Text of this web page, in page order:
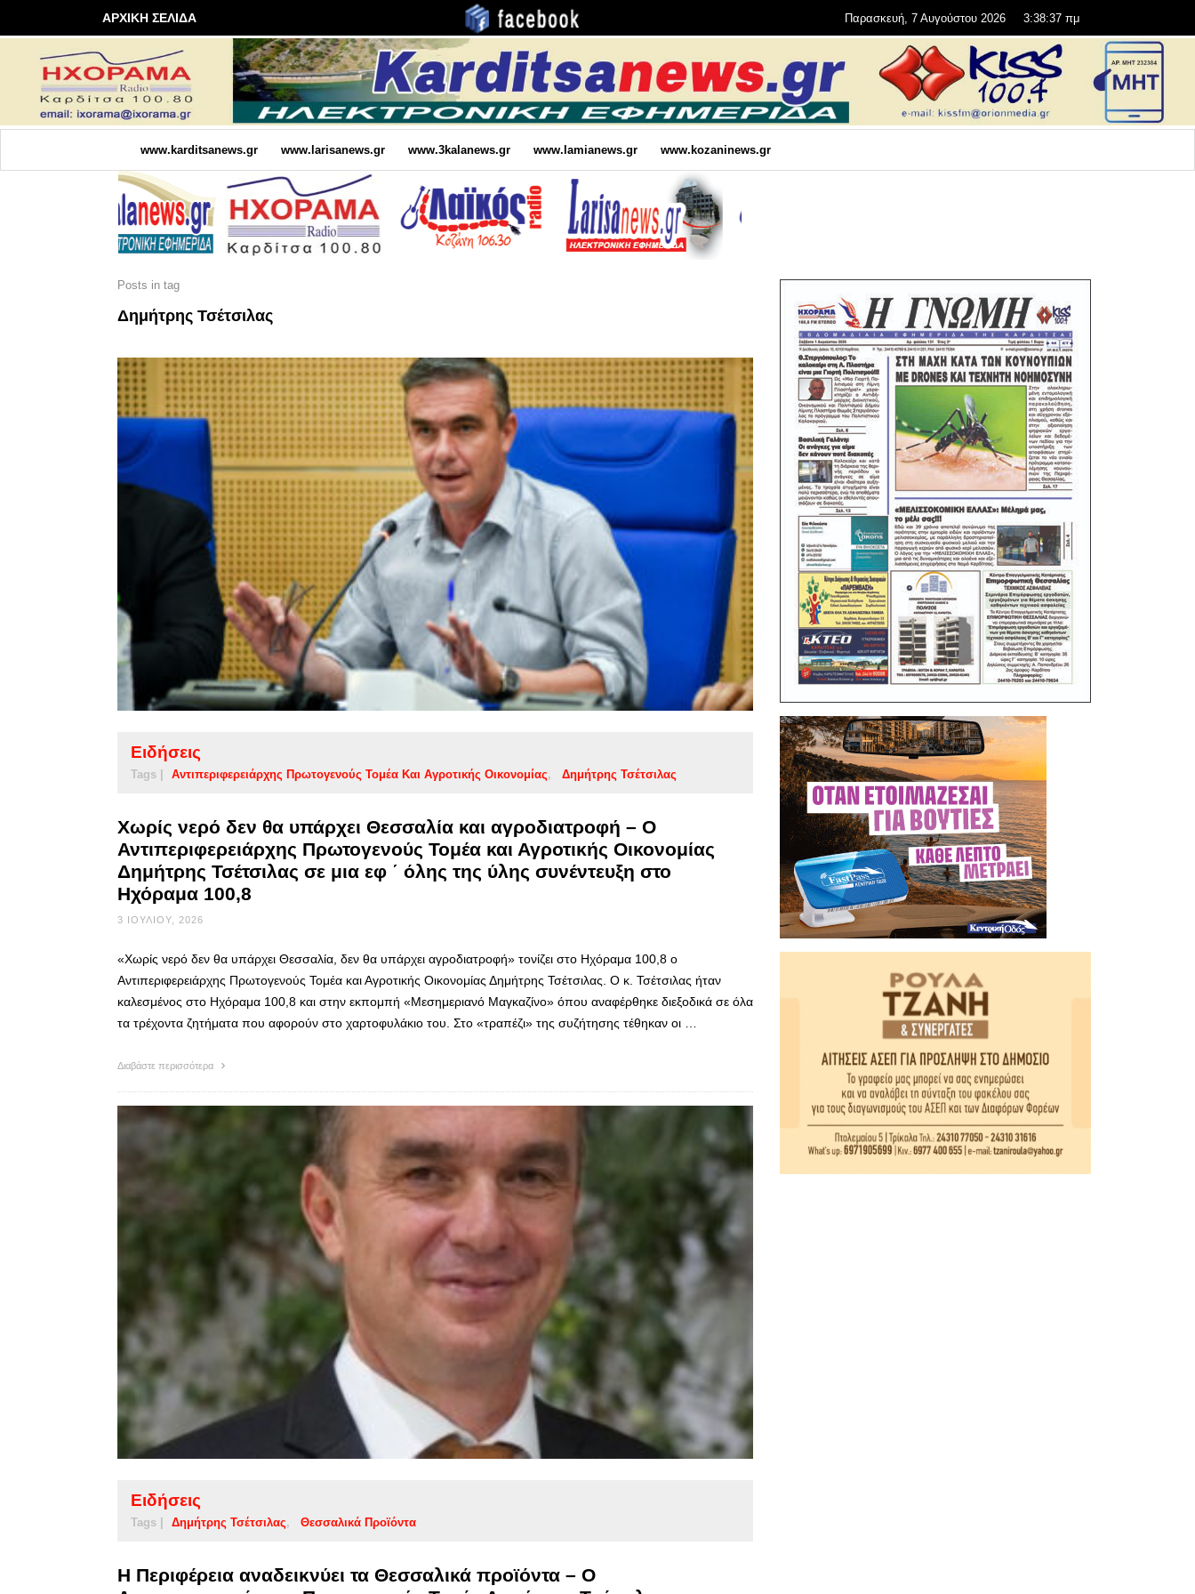
ΑΡΧΙΚΗ ΣΕΛΙΔΑ Παρασκευή, 7 Αυγούστου 2026 3:38:38 πμ
www.karditsanews.gr www.larisanews.gr www.3kalanews.gr www.lamianews.gr www.kozaninews.gr
Posts in tag
Δημήτρης Τσέτσιλας
Ειδήσεις
Tags | Αντιπεριφερειάρχης Πρωτογενούς Τομέα Και Αγροτικής Οικονομίας Δημήτρης Τσέτσιλας
Χωρίς νερό δεν θα υπάρχει Θεσσαλία και αγροδιατροφή – Ο
Αντιπεριφερειάρχης Πρωτογενούς Τομέα και Αγροτικής Οικονομίας
Δημήτρης Τσέτσιλας σε μια εφ ΄ όλης της ύλης συνέντευξη στο
Ηχόραμα 100,8
3 ΙΟΥΛΊΟΥ, 2026
«Χωρίς νερό δεν θα υπάρχει Θεσσαλία, δεν θα υπάρχει αγροδιατροφή» τονίζει στο Ηχόραμα 100,8 ο
Αντιπεριφερειάρχης Πρωτογενούς Τομέα και Αγροτικής Οικονομίας Δημήτρης Τσέτσιλας. Ο κ. Τσέτσιλας ήταν
καλεσμένος στο Ηχόραμα 100,8 και στην εκπομπή «Μεσημεριανό Μαγκαζίνο» όπου αναφέρθηκε διεξοδικά σε όλα
τα τρέχοντα ζητήματα που αφορούν στο χαρτοφυλάκιο του. Στο «τραπέζι» της συζήτησης τέθηκαν οι …
Διαβάστε περισσότερα
Ειδήσεις
Tags | Δημήτρης Τσέτσιλας Θεσσαλικά Προϊόντα
Η Περιφέρεια αναδεικνύει τα Θεσσαλικά προϊόντα – Ο